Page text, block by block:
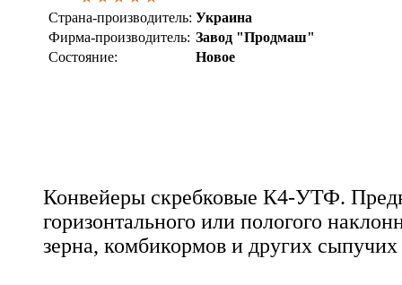
Страна-производитель: Украина
Фирма-производитель: Завод "Продмаш"
Состояние:
Новое
Конвейеры скребковые К4-УТФ.
горизонтального или пологого
зерна, комбикормов и других сыпучих